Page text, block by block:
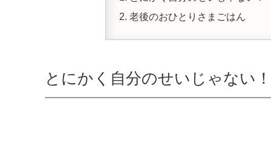
老後のおひとりさまごはん
とにかく自分のせいじゃない！